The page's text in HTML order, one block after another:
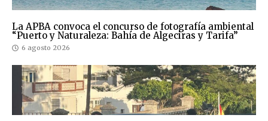
La APBA convoca el concurso de fotografía ambiental
“Puerto y Naturaleza: Bahía de Algeciras y Tarifa”
6 agosto 2026